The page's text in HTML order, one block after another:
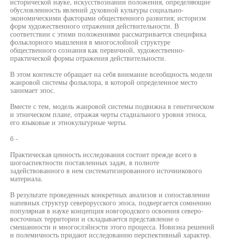
обусловленность явлений духовной культуры социально-
экономическими факторами общественного развития; историзм
форм художественного отражения действительности. В
соответствии с этими положениями рассматривается специфика
фольклорного мышления в многослойной структуре
общественного сознания как первичной, художественно-
практической формы отражения действительности.
В этом контексте обращает на себя внимание всеобщность модели
жанровой системы фольклора, в которой определенное место
занимает эпос.
Вместе с тем, модель жанровой системы подвижна в генетическом
и этническом плане, отражая черты стадиального уровня этноса,
его языковые и этнокультурные черты.
б -
Практическая ценность исследования состоит прежде всего в
шогоаспектности поставленных задач, в полноте
задействованного в нем систематизированного источникового
материала.
В результате проведенных конкретных анализов и сопоставлении
напевных структур северорусского эпоса, подвергается сомнению
популярная в науке концепция новгородского освоения северо-
восточных территории и складывается представление о
смешанности и многослэйнэсти этого процесса. Новизна решений
и полемичность придают исследованию перспективный характер.